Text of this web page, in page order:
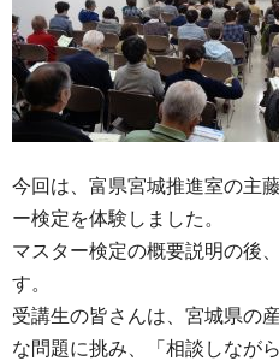
今回は、富県宮城推進室の主
ー検定を体験しました。
マスター検定の概要説明の後
す。
受講生の皆さんは、宮城県の
な問題に挑み、「相談しなが